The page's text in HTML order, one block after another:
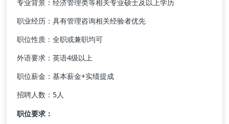
专业背景：经济管理类等相关专业硕士及以上学历
职业经历：具有管理咨询相关经验者优先
职位性质：全职或兼职均可
外语要求：英语4级以上
职位薪金：基本薪金+实绩提成
招聘人数：5人
职位要求：